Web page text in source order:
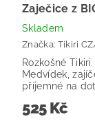
Zaječice z
Skladem
Značka: Tikiri
Rozkošné
Medvídek,
příjemné na
525 Kč